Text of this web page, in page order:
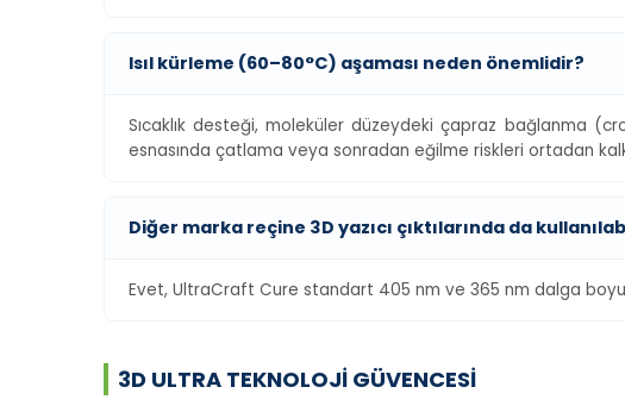
Isıl kürleme (60–80°C) aşaması neden önemlidir?
Sıcaklık desteği, moleküler düzeydeki çapraz bağlanma
esnasında çatlama veya sonradan eğilme riskleri ortadan
Diğer marka reçine 3D yazıcı çıktılarında da
Evet, UltraCraft Cure standart 405 nm ve 365 nm dalga
3D ULTRA TEKNOLOJI GÜVENCESI